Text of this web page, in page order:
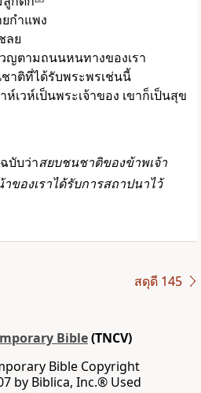
กำแพง
ลย
ญตามถนนหนทางของเรา
าติที่ได้รับพระพรเช่นนี้
เวห์เป็นพระเจ้าของ เขาก็เป็นสุข
บับว่าสยบชนชาติของข้าพเจ้า
ของเราได้รับการสถาปนาไว้
สดุดี 145
Bible(TNCV)
Bible Copyright
by Biblica, Inc.® Used